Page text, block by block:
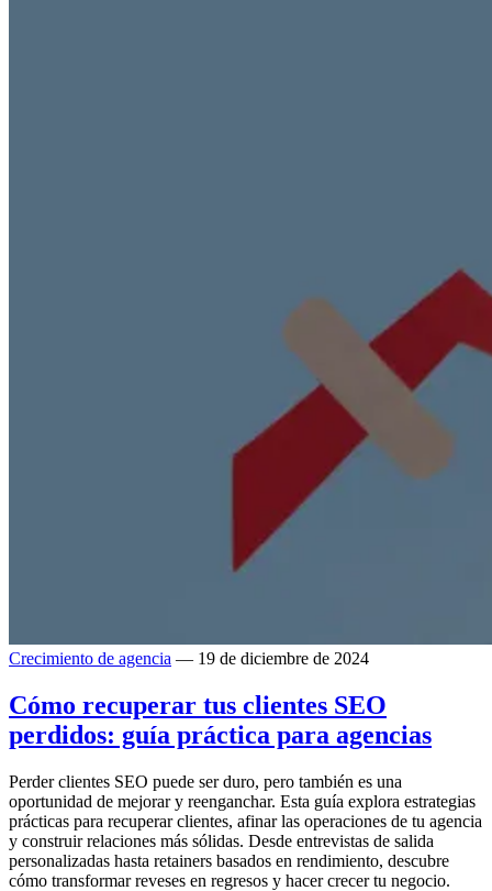
Crecimiento de agencia — 19 de diciembre de 2024
Cómo recuperar tus clientes SEO
perdidos: guía práctica para agencias
Perder clientes SEO puede ser duro, pero también es una
oportunidad de mejorar y reenganchar. Esta guía explora estrategias
prácticas para recuperar clientes, afinar las operaciones de tu agencia
y construir relaciones más sólidas. Desde entrevistas de salida
personalizadas hasta retainers basados en rendimiento, descubre
cómo transformar reveses en regresos y hacer crecer tu negocio.